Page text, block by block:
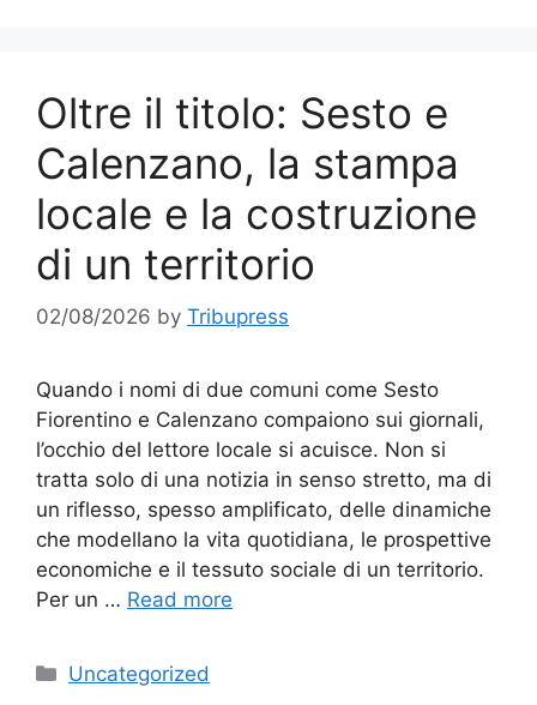
Oltre il titolo: Sesto e
Calenzano, la stampa
locale e la costruzione
di un territorio
02/08/2026 by Tribupress
Quando i nomi di due comuni come Sesto
Fiorentino e Calenzano compaiono sui giornali,
l’occhio del lettore locale si acuisce. Non si
tratta solo di una notizia in senso stretto, ma di
un riflesso, spesso amplificato, delle dinamiche
che modellano la vita quotidiana, le prospettive
economiche e il tessuto sociale di un territorio.
Per un … Read more
Categories
Uncategorized